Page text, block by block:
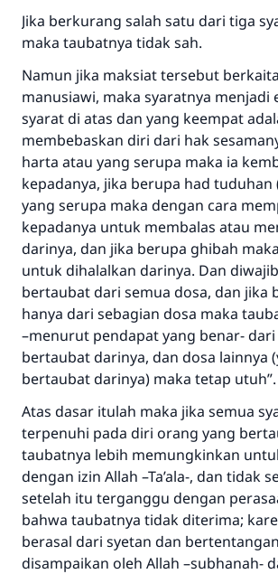
Jika berkurang salah satu dari tiga
maka taubatnya tidak sah.
Namun jika maksiat tersebut
manusiawi, maka syaratnya menjadi
syarat di atas dan yang keempat
membebaskan diri dari hak
harta atau yang serupa maka ia
kepadanya, jika berupa had tuduhan
yang serupa maka dengan cara
kepadanya untuk membalas atau
darinya, dan jika berupa ghibah
untuk dihalalkan darinya. Dan
bertaubat dari semua dosa, dan jika
hanya dari sebagian dosa maka
–menurut pendapat yang benar- dari
bertaubat darinya, dan dosa lainnya
bertaubat darinya) maka tetap utuh”.
Atas dasar itulah maka jika semua
terpenuhi pada diri orang yang
taubatnya lebih memungkinkan
dengan izin Allah –Ta’ala-, dan tidak
setelah itu terganggu dengan
bahwa taubatnya tidak diterima;
berasal dari syetan dan
disampaikan oleh Allah –subhanah-